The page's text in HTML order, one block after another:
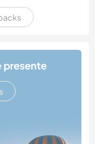
presente